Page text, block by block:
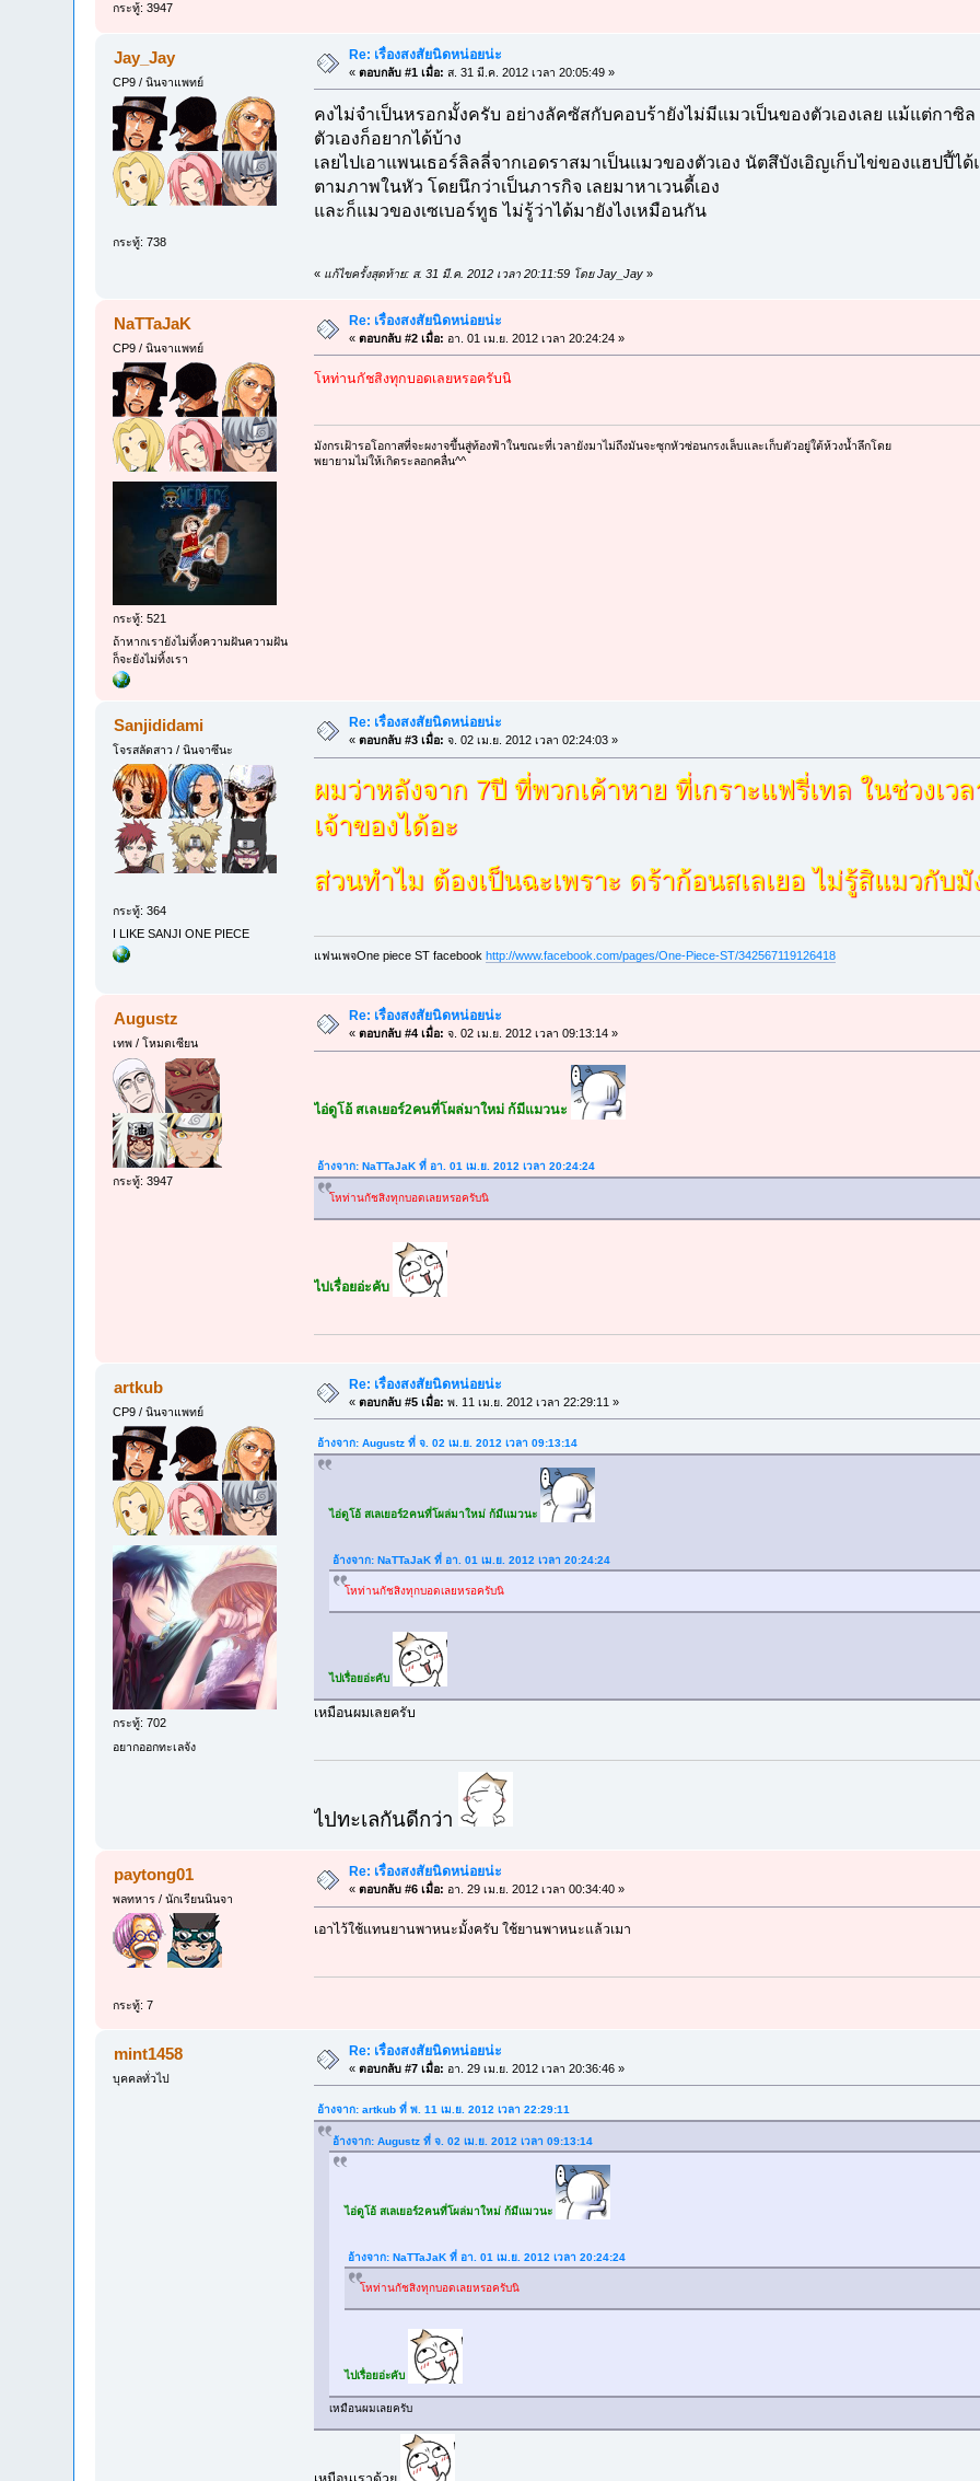
กระทู้: 3947
Jay_Jay
CP9 / นินจาแพทย์
กระทู้: 738
Re: เรื่องสงสัยนิดหน่อยน่ะ
«ตอบกลับ #1 เมื่อ: ส. 31 มี.ค. 2012 เวลา 20:05:49 »
คงไม่จำเป็นหรอกมั้งครับ อย่างลัคซัสกับคอบร้ายังไม่มีแมวเป็นของตัวเองเลย แม้แต่กา
ตัวเองก็อยากได้บ้าง
เลยไปเอาแพนเธอร์ลิลลี่จากเอดราสมาเป็นแมวของตัวเอง นัตสึบังเอิญเก็บไข่ของแฮปปี้ไ
ตามภาพในหัว โดยนึกว่าเป็นภารกิจ เลยมาหาเวนดี้เอง
และก็แมวของเซเบอร์ทูธ ไม่รู้ว่าได้มายังไงเหมือนกัน
« แก้ไขครั้งสุดท้าย: ส. 31 มี.ค. 2012 เวลา 20:11:59 โดย Jay_Jay»
NaTTaJaK
CP9 / นินจาแพทย์
กระทู้: 521
ถ้าหากเรายังไม่ทิ้งความฝันความฝัน
ก็จะยังไม่ทิ้งเรา
Re: เรื่องสงสัยนิดหน่อยน่ะ
«ตอบกลับ #2 เมื่อ: อา. 01 เม.ย. 2012 เวลา 20:24:24 »
โหท่านกัชสิงทุกบอดเลยหรอครับนิ
มังกรเฝ้ารอโอกาสที่จะผงาจขึ้นสู่ท้องฟ้าในขณะที่เวลายังมาไม่ถึงมันจะซุกหัวซ่อนกรงเล็บและเก็บตัวอยู่ใต้ห้วงน้ำลึกโดย
พยายามไม่ให้เกิดระลอกคลื่น^^
Sanjididami
โจรสลัดสาว / นินจาซึนะ
กระทู้: 364
I LIKE SANJI ONE PIECE
Re: เรื่องสงสัยนิดหน่อยน่ะ
«ตอบกลับ #3 เมื่อ: จ. 02 เม.ย. 2012 เวลา 02:24:03 »
ผมว่าหลังจาก 7ปี ที่พวกเค้าหาย ที่เกราะแฟรี่เทล ในช่วงเ
เจ้าของได้อะ
ส่วนทำไม ต้องเป็นฉะเพราะ ดร้าก้อนสเลเยอ ไม่รู้สิแมวกับ
แฟนเพจOne piece ST facebook http://www.facebook.com/pages/One-Piece-ST/342567119126418
Augustz
เทพ / โหมดเซียน
กระทู้: 3947
Re: เรื่องสงสัยนิดหน่อยน่ะ
«ตอบกลับ #4 เมื่อ: จ. 02 เม.ย. 2012 เวลา 09:13:14 »
ไอ่ดูโอ้ สเลเยอร์2คนที่โผล่มาใหม่ ก้มีแมวนะ
อ้างจาก: NaTTaJaK ที่ อา. 01 เม.ย. 2012 เวลา 20:24:24
โหท่านกัชสิงทุกบอดเลยหรอครับนิ
ไปเรื่อยอ่ะคับ
artkub
CP9 / นินจาแพทย์
กระทู้: 702
อยากออกทะเลจัง
Re: เรื่องสงสัยนิดหน่อยน่ะ
«ตอบกลับ #5 เมื่อ: พ. 11 เม.ย. 2012 เวลา 22:29:11 »
อ้างจาก: Augustz ที่ จ. 02 เม.ย. 2012 เวลา 09:13:14
ไอ่ดูโอ้ สเลเยอร์2คนที่โผล่มาใหม่ ก้มีแมวนะ
อ้างจาก: NaTTaJaK ที่ อา. 01 เม.ย. 2012 เวลา 20:24:24
โหท่านกัชสิงทุกบอดเลยหรอครับนิ
ไปเรื่อยอ่ะคับ
เหมือนผมเลยครับ
ไปทะเลกันดีกว่า
paytong01
พลทหาร / นักเรียนนินจา
กระทู้: 7
Re: เรื่องสงสัยนิดหน่อยน่ะ
«ตอบกลับ #6 เมื่อ: อา. 29 เม.ย. 2012 เวลา 00:34:40 »
เอาไว้ใช้แทนยานพาหนะมั้งครับ ใช้ยานพาหนะแล้วเมา
mint1458
บุคคลทั่วไป
Re: เรื่องสงสัยนิดหน่อยน่ะ
«ตอบกลับ #7 เมื่อ: อา. 29 เม.ย. 2012 เวลา 20:36:46 »
อ้างจาก: artkub ที่ พ. 11 เม.ย. 2012 เวลา 22:29:11
อ้างจาก: Augustz ที่ จ. 02 เม.ย. 2012 เวลา 09:13:14
ไอ่ดูโอ้ สเลเยอร์2คนที่โผล่มาใหม่ ก้มีแมวนะ
อ้างจาก: NaTTaJaK ที่ อา. 01 เม.ย. 2012 เวลา 20:24:24
โหท่านกัชสิงทุกบอดเลยหรอครับนิ
ไปเรื่อยอ่ะคับ
เหมือนผมเลยครับ